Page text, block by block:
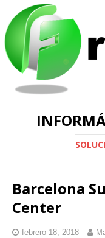
Barcelona
Center
febrero 18, 2018